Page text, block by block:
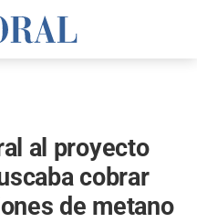
al proyecto
cobrar
de metano